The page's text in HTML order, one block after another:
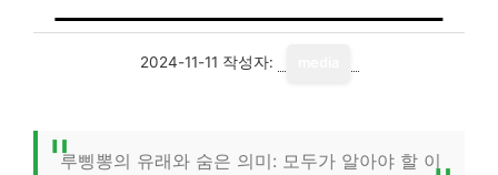
2024-11-11 작성자:
루삥뽕의 유래와 숨은 의미: 모두가 알아야 할 이